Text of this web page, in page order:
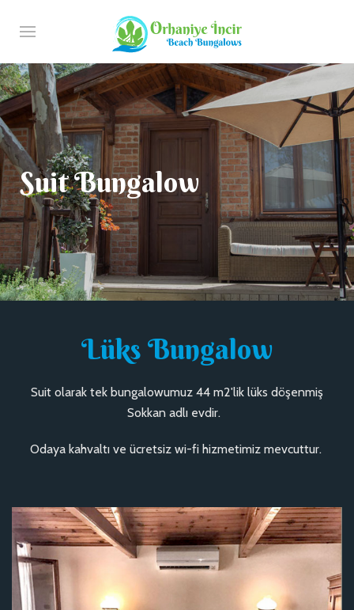
Suit Bungalow
Lüks Bungalow
Suit olarak tek bungalowumuz 44 m2'lik lüks döşenmiş
Sokkan adlı evdir.
Odaya kahvaltı ve ücretsiz wi-fi hizmetimiz mevcuttur.